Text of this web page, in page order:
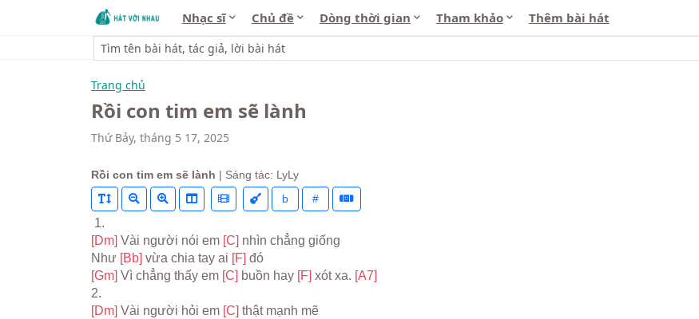
Nhạc sĩ Chủ đề Dòng thời gian Tham khảo Thêm bài hát
Trang chủ
Rồi con tim em sẽ lành
Thứ Bảy, tháng 5 17, 2025
Rồi con tim em sẽ lành | Sáng tác: LyLy
b
#
1.
[Dm] Vài người nói em [C] nhìn chẳng giống
Như [Bb] vừa chia tay ai [F] đó
[Gm] Vì chẳng thấy em [C] buồn hay [F] xót xa. [A7]
2.
[Dm] Vài người hỏi em [C] thật mạnh mẽ